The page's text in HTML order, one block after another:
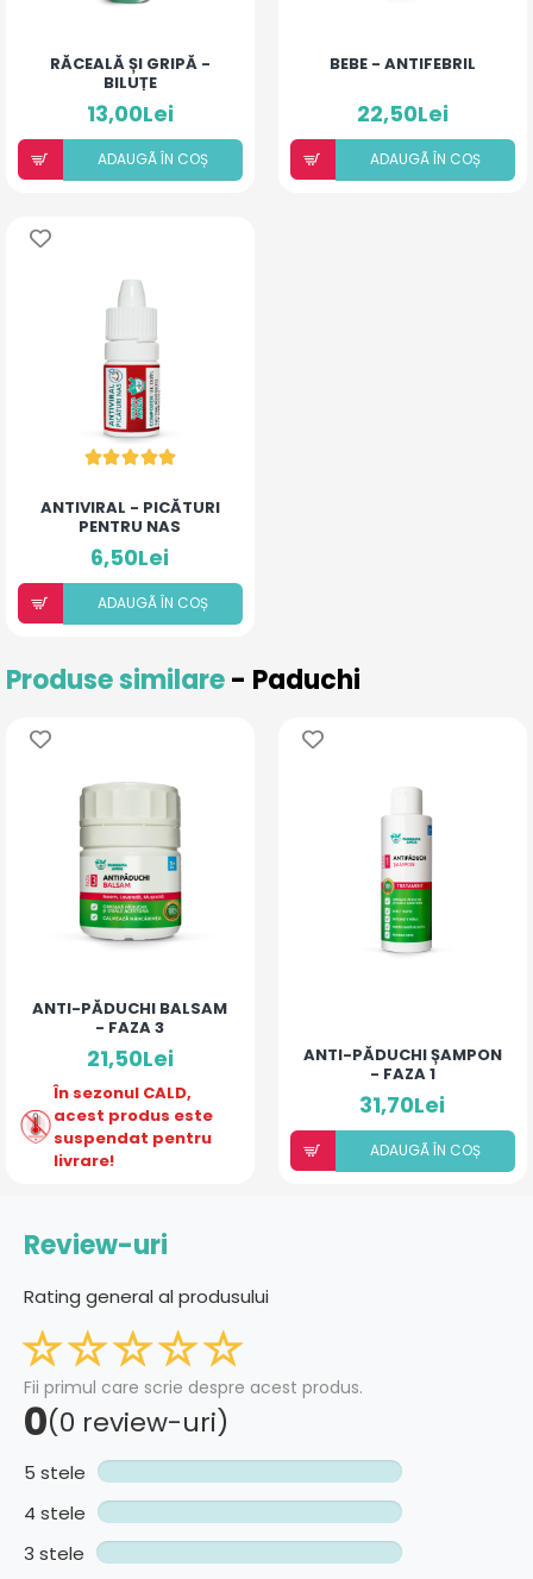
RĂCEALĂ ȘI GRIPĂ -
BILUȚE
13,00Lei
ADAUGÃ ÎN COȘ
BEBE - ANTIFEBRIL
22,50Lei
ADAUGÃ ÎN COȘ
ANTIVIRAL - PICĂTURI
PENTRU NAS
6,50Lei
ADAUGÃ ÎN COȘ
Produse similare- Paduchi
ANTI-PĂDUCHI BALSAM
- FAZA 3
21,50Lei
În sezonul CALD,
acest produs este
suspendat pentru
livrare!
ANTI-PĂDUCHI ȘAMPON
- FAZA 1
31,70Lei
ADAUGÃ ÎN COȘ
Review-uri
Rating general al produsului
Fii primul care scrie despre acest produs.
0(0 review-uri)
5 stele
4 stele
3 stele